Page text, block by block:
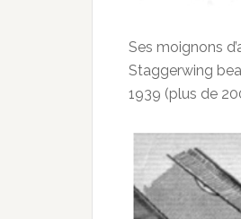
Ses moignons
Staggerwing
1939 (plus de